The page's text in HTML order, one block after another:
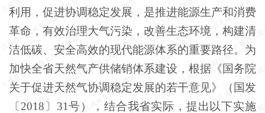
利用，促进协调稳定发展，是推进能源生产和消费
革命，有效治理大气污染，改善生态环境，构建清
洁低碳、安全高效的现代能源体系的重要路径。为
加快全省天然气产供储销体系建设，根据《国务院
关于促进天然气协调稳定发展的若干意见》（国发
〔2018〕31号），结合我省实际，提出以下实施